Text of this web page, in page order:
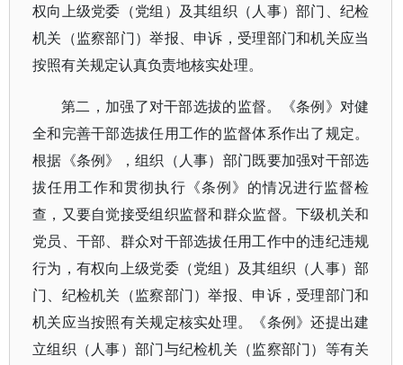
权向上级党委（党组）及其组织（人事）部门、纪检
机关（监察部门）举报、申诉，受理部门和机关应当
按照有关规定认真负责地核实处理。
第二，加强了对干部选拔的监督。《条例》对健
全和完善干部选拔任用工作的监督体系作出了规定。
根据《条例》，组织（人事）部门既要加强对干部选
拔任用工作和贯彻执行《条例》的情况进行监督检
查，又要自觉接受组织监督和群众监督。下级机关和
党员、干部、群众对干部选拔任用工作中的违纪违规
行为，有权向上级党委（党组）及其组织（人事）部
门、纪检机关（监察部门）举报、申诉，受理部门和
机关应当按照有关规定核实处理。《条例》还提出建
立组织（人事）部门与纪检机关（监察部门）等有关